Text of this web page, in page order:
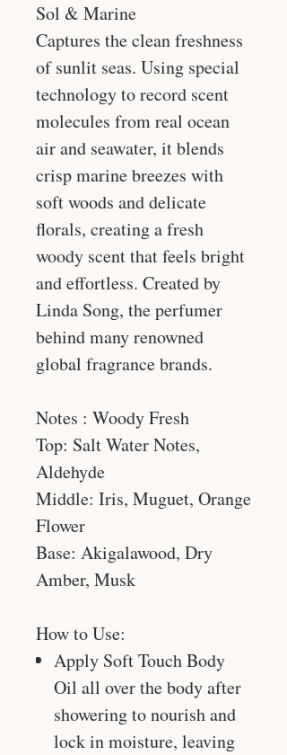
Sol & Marine
Captures the clean freshness
of sunlit seas. Using special
technology to record scent
molecules from real ocean
air and seawater, it blends
crisp marine breezes with
soft woods and delicate
florals, creating a fresh
woody scent that feels bright
and effortless. Created by
Linda Song, the perfumer
behind many renowned
global fragrance brands.
Notes : Woody Fresh
Top: Salt Water Notes,
Aldehyde
Middle: Iris, Muguet, Orange
Flower
Base: Akigalawood, Dry
Amber, Musk
How to Use:
Apply Soft Touch Body
Oil all over the body after
showering to nourish and
lock in moisture, leaving